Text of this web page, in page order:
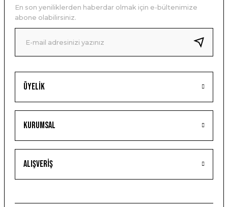
Üyelik
Kurumsal
Alışveriş
En son yeniliklerden haberdar olmak için e-bültenimize
abone olabilirsiniz.